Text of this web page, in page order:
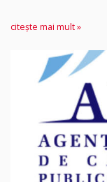
citește mai mult »